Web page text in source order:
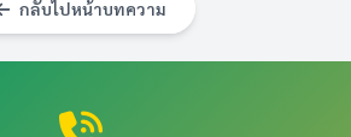
กลับไปหน้าบทความ